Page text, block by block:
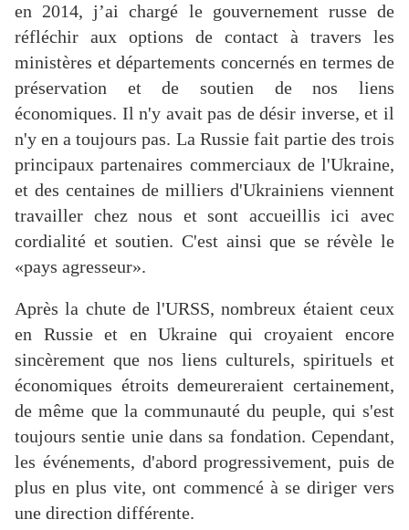
en 2014, j’ai chargé le gouvernement russe de
réfléchir aux options de contact à travers les
ministères et départements concernés en termes de
préservation et de soutien de nos liens
économiques. Il n'y avait pas de désir inverse, et il
n'y en a toujours pas. La Russie fait partie des trois
principaux partenaires commerciaux de l'Ukraine,
et des centaines de milliers d'Ukrainiens viennent
travailler chez nous et sont accueillis ici avec
cordialité et soutien. C'est ainsi que se révèle le
«pays agresseur».
Après la chute de l'URSS, nombreux étaient ceux
en Russie et en Ukraine qui croyaient encore
sincèrement que nos liens culturels, spirituels et
économiques étroits demeureraient certainement,
de même que la communauté du peuple, qui s'est
toujours sentie unie dans sa fondation. Cependant,
les événements, d'abord progressivement, puis de
plus en plus vite, ont commencé à se diriger vers
une direction différente.